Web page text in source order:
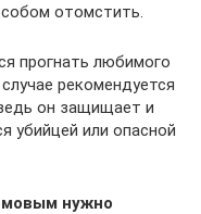
отомстить.
прогнать любимого
рекомендуется
он защищает и
убийцей или опасной
нужно